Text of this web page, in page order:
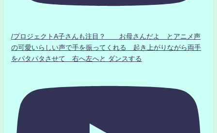
/プロジェクトA子さんも注目？ お母さんだよ とアニメ声
の可愛いらしい声で手を振ってくれる 起き上がりながら両手
をパタパタさせて 右へ左へと ダンスする